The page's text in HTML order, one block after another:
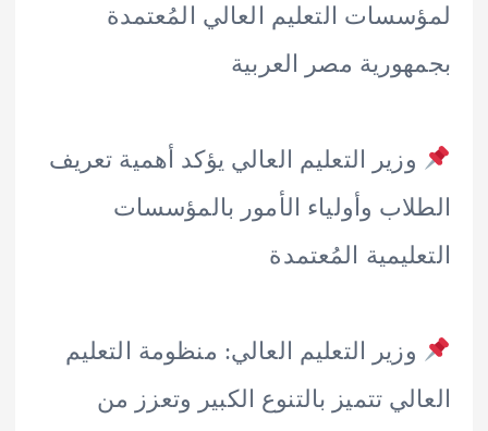
التعليم العالي المُعتمدة
مصر العربية
التعليم العالي يؤكد أهمية تعريف
وأولياء الأمور بالمؤسسات
المُعتمدة
التعليم العالي: منظومة التعليم
تتميز بالتنوع الكبير وتعزز من